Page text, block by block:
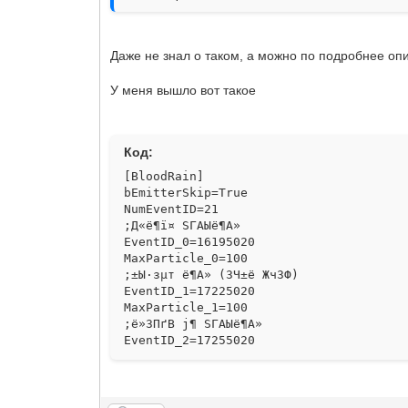
Даже не знал о таком, а можно по подробнее
У меня вышло вот такое
Код:
[BloodRain]
bEmitterSkip=True
NumEventID=21
;Д«ё¶ї¤ ЅГАЫё¶А»
EventID_0=16195020
MaxParticle_0=100
;±Ы·зµт ё¶А» (ЗЧ±ё ЖчЗФ)
EventID_1=17225020
MaxParticle_1=100
;ё»ЗПґВ ј¶ ЅГАЫё¶А»
EventID_2=17255020